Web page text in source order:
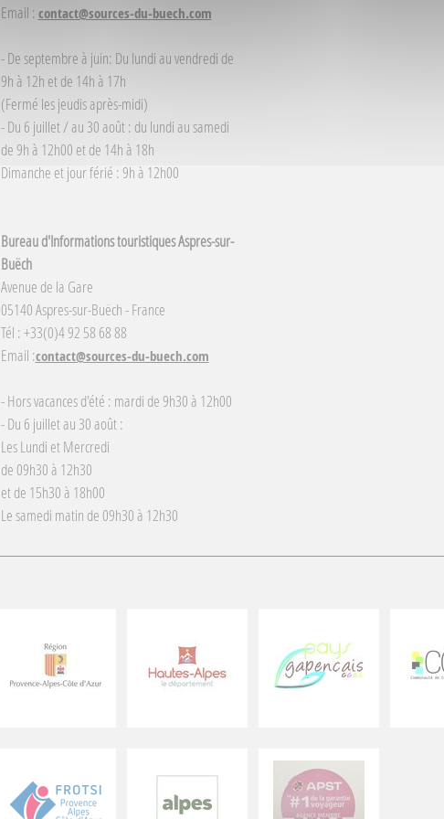
Email : contact@sources-du-buech.com
- De septembre à juin: Du lundi au vendredi de
9h à 12h et de 14h à 17h
(Fermé les jeudis après-midi)
- Du 6 juillet / au 30 août : du lundi au samedi
de 9h à 12h00 et de 14h à 18h
Dimanche et jour férié : 9h à 12h00
Bureau d'Informations touristiques Aspres-sur-
Buëch
Avenue de la Gare
05140 Aspres-sur-Buëch - France
Tél : +33(0)4 92 58 68 88
Email :contact@sources-du-buech.com
- Hors vacances d'été : mardi de 9h30 à 12h00
- Du 6 juillet au 30 août :
Les Lundi et Mercredi
de 09h30 à 12h30
et de 15h30 à 18h00
Le samedi matin de 09h30 à 12h30